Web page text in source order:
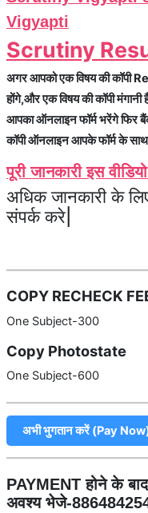
Vigyapti
Scrutiny
अगर आपको एक विषय की कॉपी
होंगे,और एक विषय की कॉपी
आपका ऑनलाइन फॉर्म भरेंगे फिर
कॉपी ऑनलाइन आपके फॉर्म के साथ
पूरी जानकारी इस
अधिक जानकारी के
संपर्क करे|
COPY RECHECK
One Subject-300
Copy Photostate
One Subject-600
अभी भुगतान करें (Pay
PAYMENT होने के
अवश्य भेजे-